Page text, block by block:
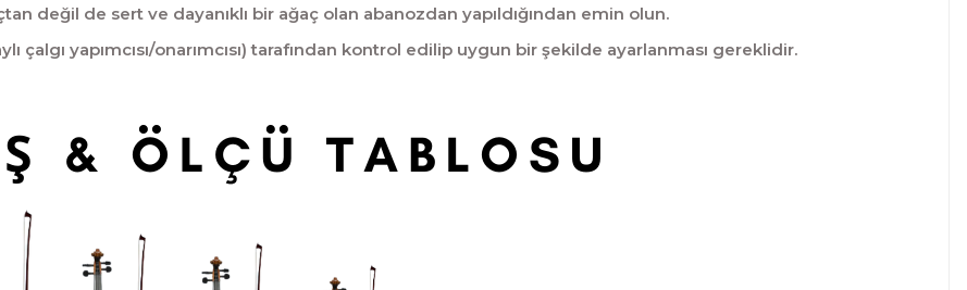
değil de sert ve dayanıklı bir ağaç olan abanozdan yapıldığından emin olun.
çalgı yapımcısı/onarımcısı) tarafından kontrol edilip uygun bir şekilde ayarlanması gereklidir.